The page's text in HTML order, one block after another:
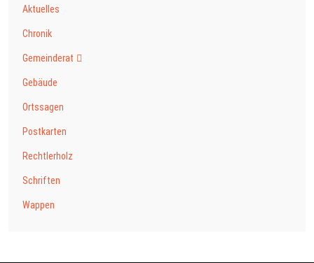
Aktuelles
Chronik
Gemeinderat
Gebäude
Ortssagen
Postkarten
Rechtlerholz
Schriften
Wappen